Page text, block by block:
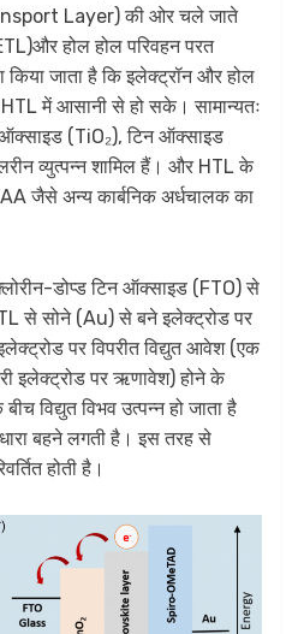
Layer) की ओर चले जाते
होल होल परिवहन परत
किया जाता है कि इलेक्ट्रॉन और होल
में आसानी से हो सके। सामान्यतः
(TiO₂), टिन ऑक्साइड
व्युत्पन्न शामिल हैं। और HTL के
जैसे अन्य कार्बनिक अर्धचालक का
डोप्ड टिन ऑक्साइड (FTO) से
से सोने (Au) से बने इलेक्ट्रोड पर
पर विपरीत विद्युत आवेश (एक
इलेक्ट्रोड पर ऋणावेश) होने के
विद्युत विभव उत्पन्न हो जाता है
बहने लगती है। इस तरह से
होती है।